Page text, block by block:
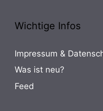
Wichtige Infos
Impressum &
Was ist neu?
Feed